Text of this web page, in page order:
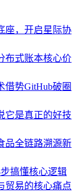
座，开启星际协
布式账本核心价
借势GitHub破圈
它是真正的好技
品全链路溯源新
搞懂核心逻辑
贸易的核心痛点